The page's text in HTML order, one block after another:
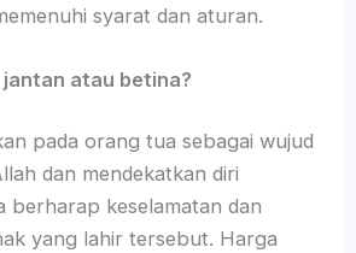
syarat dan aturan.
atau betina?
pada orang tua sebagai wujud
dan mendekatkan diri
berharap keselamatan dan
yang lahir tersebut. Harga